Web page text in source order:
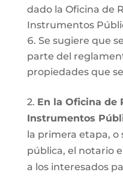
dado la Oficina de
Instrumentos
Se sugiere que
parte del
propiedades que
2. En la Oficina de
Instrumentos
la primera etapa, o
pública, el notario
a los interesados